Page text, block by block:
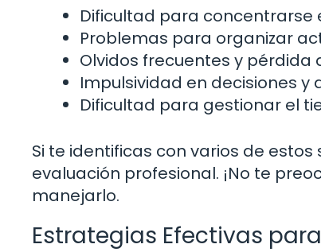
Dificultad para concentrarse
Problemas para organizar
Olvidos frecuentes y
Impulsividad en decisiones y
Dificultad para gestionar el
Si te identificas con varios de
evaluación profesional. ¡No te
manejarlo.
Estrategias Efectivas